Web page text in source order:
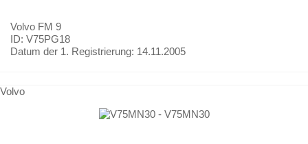
Volvo FM 9
ID: V75PG18
Datum der 1. Registrierung: 14.11.2005
Volvo